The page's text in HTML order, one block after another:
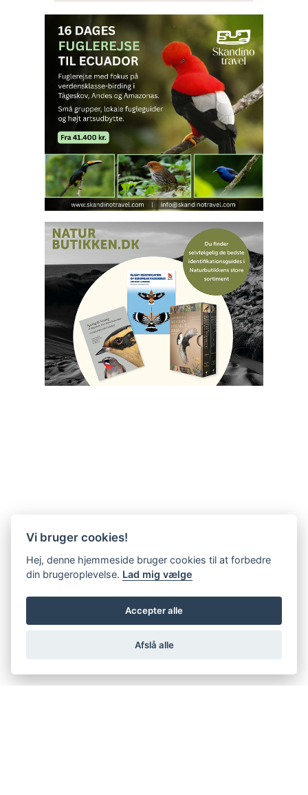
Vi bruger cookies!
Hej, denne hjemmeside bruger cookies til at forbedre
din brugeroplevelse. Lad mig vælge
Accepter alle
Afslå alle